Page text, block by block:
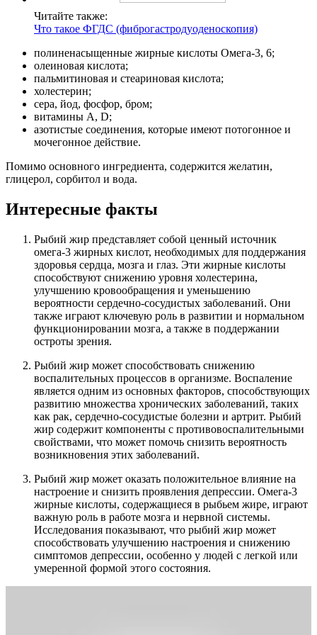
Читайте также:
Что такое ФГДС (фиброгастродуоденоскопия)
полиненасыщенные жирные кислоты Омега-3, 6;
олеиновая кислота;
пальмитиновая и стеариновая кислота;
холестерин;
сера, йод, фосфор, бром;
витамины A, D;
азотистые соединения, которые имеют потогонное и
мочегонное действие.
Помимо основного ингредиента, содержится желатин,
глицерол, сорбитол и вода.
Интересные факты
Рыбий жир представляет собой ценный источник
омега-3 жирных кислот, необходимых для поддержания
здоровья сердца, мозга и глаз. Эти жирные кислоты
способствуют снижению уровня холестерина,
улучшению кровообращения и уменьшению
вероятности сердечно-сосудистых заболеваний. Они
также играют ключевую роль в развитии и нормальном
функционировании мозга, а также в поддержании
остроты зрения.
Рыбий жир может способствовать снижению
воспалительных процессов в организме. Воспаление
является одним из основных факторов, способствующих
развитию множества хронических заболеваний, таких
как рак, сердечно-сосудистые болезни и артрит. Рыбий
жир содержит компоненты с противовоспалительными
свойствами, что может помочь снизить вероятность
возникновения этих заболеваний.
Рыбий жир может оказать положительное влияние на
настроение и снизить проявления депрессии. Омега-3
жирные кислоты, содержащиеся в рыбьем жире, играют
важную роль в работе мозга и нервной системы.
Исследования показывают, что рыбий жир может
способствовать улучшению настроения и снижению
симптомов депрессии, особенно у людей с легкой или
умеренной формой этого состояния.